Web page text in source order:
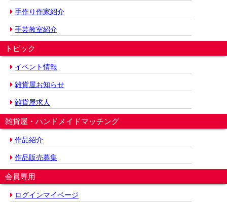
手作り作家紹介
手芸教室紹介
トピック
イベント情報
雑貨屋お知らせ
雑貨屋求人
雑貨屋・ハンドメイドマッチング
作品紹介
作品販売募集
会員専用
ログインマイページ